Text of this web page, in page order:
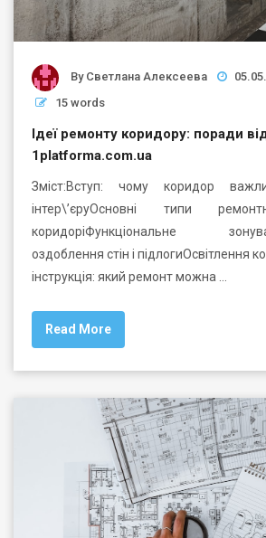
By Светлана Алексеева
15 words
Ідеї ремонту коридору: поради
1platforma.com.ua
Зміст:Вступ: чому коридор
інтер\’єруОсновні типи
коридоріФункціональне
оздоблення стін і підлогиОсвітлення
інструкція: який ремонт можна …
Read More